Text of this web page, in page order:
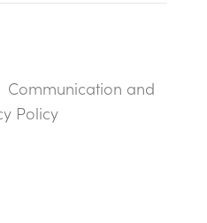
and
Policy